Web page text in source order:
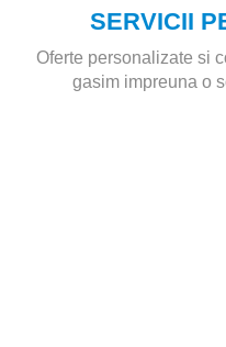
SERVICII
Oferte personalizate si
gasim impreuna o